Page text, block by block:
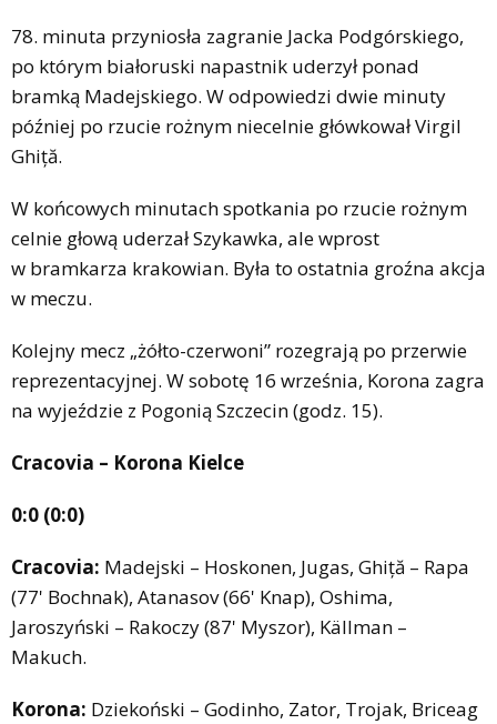
78. minuta przyniosła zagranie Jacka Podgórskiego,
po którym białoruski napastnik uderzył ponad
bramką Madejskiego. W odpowiedzi dwie minuty
później po rzucie rożnym niecelnie główkował Virgil
Ghiță.
W końcowych minutach spotkania po rzucie rożnym
celnie głową uderzał Szykawka, ale wprost
w bramkarza krakowian. Była to ostatnia groźna akcja
w meczu.
Kolejny mecz „żółto-czerwoni” rozegrają po przerwie
reprezentacyjnej. W sobotę 16 września, Korona zagra
na wyjeździe z Pogonią Szczecin (godz. 15).
Cracovia – Korona Kielce
0:0 (0:0)
Cracovia: Madejski – Hoskonen, Jugas, Ghiță – Rapa
(77' Bochnak), Atanasov (66' Knap), Oshima,
Jaroszyński – Rakoczy (87' Myszor), Källman –
Makuch.
Korona: Dziekoński – Godinho, Zator, Trojak, Briceag